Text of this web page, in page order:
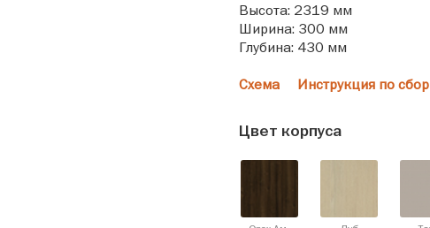
Высота: 2319 мм
Ширина: 300 мм
Глубина: 430 мм
Схема Инструкция по
Цвет корпуса